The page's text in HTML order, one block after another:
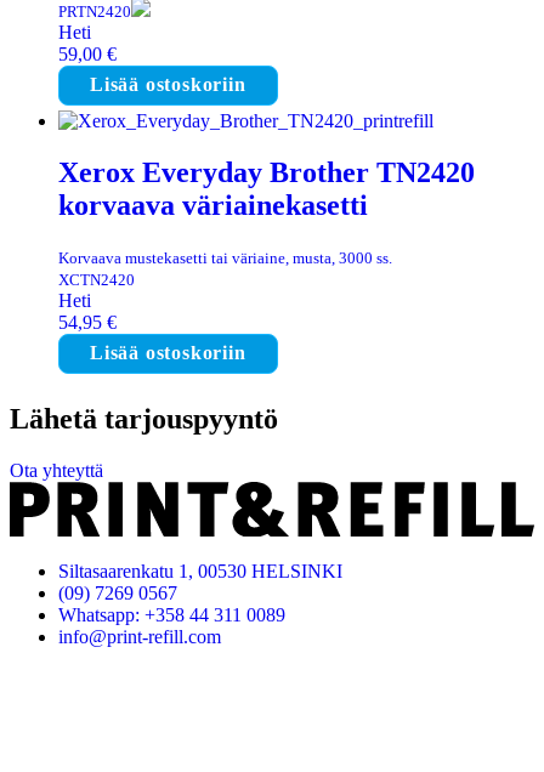
PRTN2420
Heti
59,00 €
Lisää ostoskoriin
Xerox Everyday Brother TN2420
korvaava väriainekasetti
Korvaava mustekasetti tai väriaine, musta, 3000 ss.
XCTN2420
Heti
54,95 €
Lisää ostoskoriin
Lähetä tarjouspyyntö
Ota yhteyttä
Siltasaarenkatu 1, 00530 HELSINKI
(09) 7269 0567
Whatsapp: +358 44 311 0089
info@print-refill.com